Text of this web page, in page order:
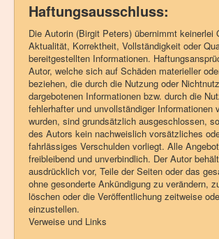
Haftungsausschluss:
Die Autorin (Birgit Peters) übernimmt keinerlei
Aktualität, Korrektheit, Vollständigkeit oder
bereitgestellten Informationen.
Autor, welche sich auf Schäden materieller
beziehen, die durch die Nutzung oder
dargebotenen Informationen bzw. durch die
fehlerhafter und unvollständiger Informationen
wurden, sind grundsätzlich ausgeschlossen,
des Autors kein nachweislich vorsätzliches
fahrlässiges Verschulden vorliegt. Alle
freibleibend und unverbindlich. Der Autor
ausdrücklich vor, Teile der Seiten oder das
ohne gesonderte Ankündigung zu verändern,
löschen oder die Veröffentlichung zeitweise
einzustellen.
Verweise und Links